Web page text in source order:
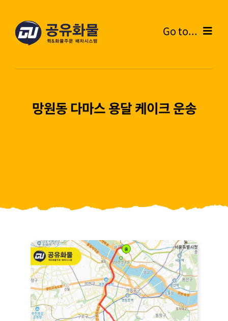
Go to...
블로그
망원동 다마스 용달 케이크 운송